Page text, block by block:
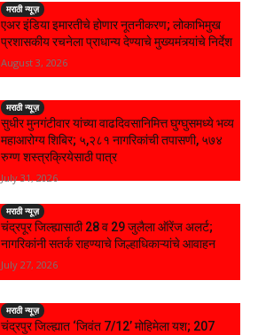
मराठी न्यूज़
एअर इंडिया इमारतीचे होणार नूतनीकरण; लोकाभिमुख
प्रशासकीय रचनेला प्राधान्य देण्याचे मुख्यमंत्र्यांचे निर्देश
August 3, 2026
मराठी न्यूज़
सुधीर मुनगंटीवार यांच्या वाढदिवसानिमित्त घुग्घुसमध्ये भव्य
महाआरोग्य शिबिर; ५,२८१ नागरिकांची तपासणी, ५७४
रुग्ण शस्त्रक्रियेसाठी पात्र
July 31, 2026
मराठी न्यूज़
चंद्रपूर जिल्ह्यासाठी 28 व 29 जुलैला ऑरेंज अलर्ट;
नागरिकांनी सतर्क राहण्याचे जिल्हाधिकाऱ्यांचे आवाहन
July 27, 2026
मराठी न्यूज़
चंद्रपुर जिल्ह्यात ‘जिवंत 7/12’ मोहिमेला यश; 207